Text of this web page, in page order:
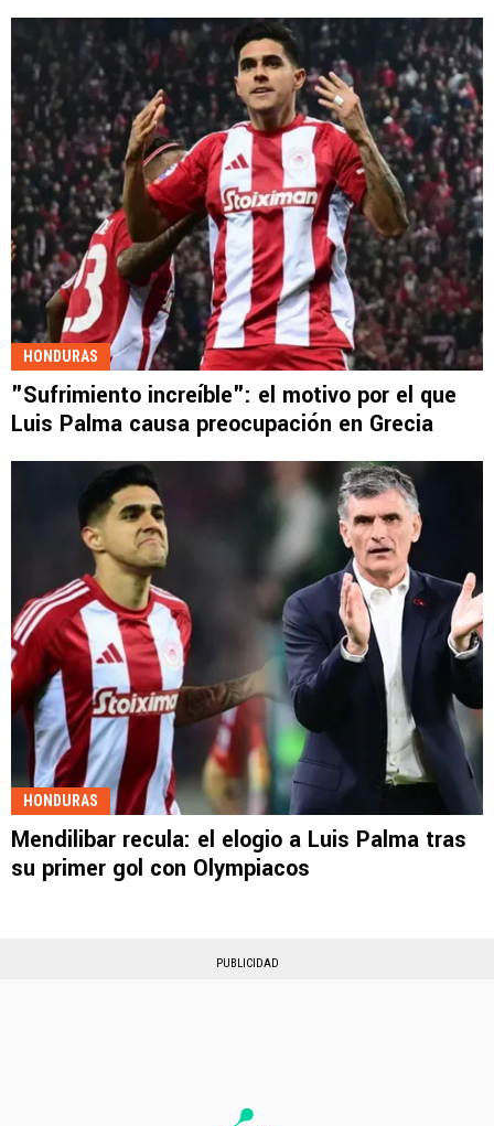
HONDURAS
"Sufrimiento increíble": el motivo por el que
Luis Palma causa preocupación en Grecia
HONDURAS
Mendilibar recula: el elogio a Luis Palma tras
su primer gol con Olympiacos
PUBLICIDAD